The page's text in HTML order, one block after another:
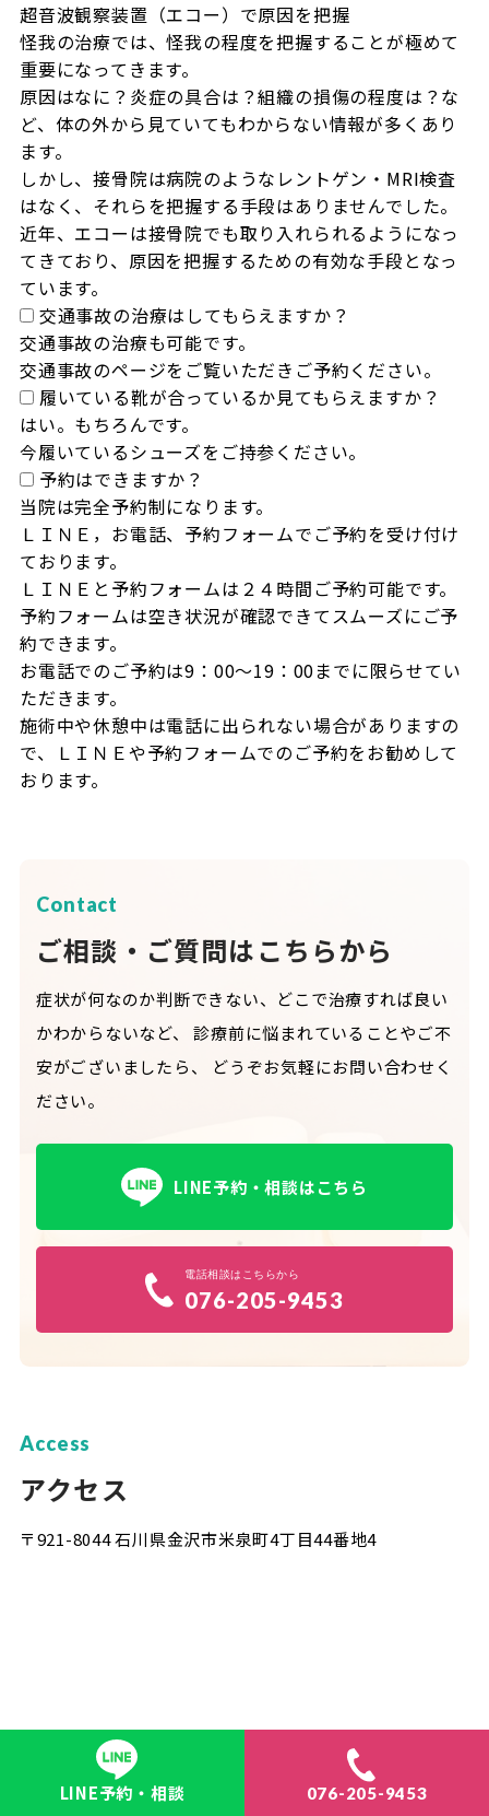
超音波観察装置（エコー）で原因を把握
怪我の治療では、怪我の程度を把握することが極めて
重要になってきます。
原因はなに？炎症の具合は？組織の損傷の程度は？な
ど、体の外から見ていてもわからない情報が多くあり
ます。
しかし、接骨院は病院のようなレントゲン・MRI検査
はなく、それらを把握する手段はありませんでした。
近年、エコーは接骨院でも取り入れられるようになっ
てきており、原因を把握するための有効な手段となっ
ています。
交通事故の治療はしてもらえますか？
交通事故の治療も可能です。
交通事故のページをご覧いただきご予約ください。
履いている靴が合っているか見てもらえますか？
はい。もちろんです。
今履いているシューズをご持参ください。
予約はできますか？
当院は完全予約制になります。
ＬＩＮＥ，お電話、予約フォームでご予約を受け付け
ております。
ＬＩＮＥと予約フォームは２４時間ご予約可能です。
予約フォームは空き状況が確認できてスムーズにご予
約できます。
お電話でのご予約は9：00～19：00までに限らせてい
ただきます。
施術中や休憩中は電話に出られない場合がありますの
で、ＬＩＮＥや予約フォームでのご予約をお勧めして
おります。
Contact
ご相談・ご質問はこちらから
症状が何なのか判断できない、どこで治療すれば良い
かわからないなど、
診療前に悩まれていることやご不
安がございましたら、
どうぞお気軽にお問い合わせく
ださい。
LINE予約・相談はこちら
電話相談はこちらから
076-205-9453
Access
アクセス
〒921-8044 石川県金沢市米泉町4丁目44番地4
LINE予約・相談 076-205-9453